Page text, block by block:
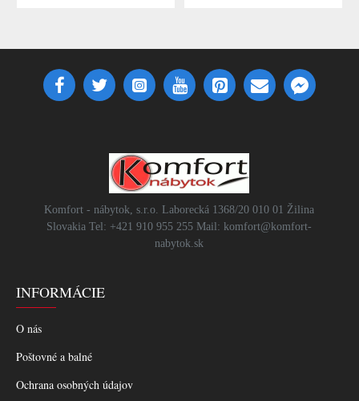
Komfort - nábytok, s.r.o. Laborecká 1368/20 010 01 Žilina
Slovakia Tel: +421 910 955 255 Mail: komfort@komfort-
nabytok.sk
INFORMÁCIE
O nás
Poštovné a balné
Ochrana osobných údajov